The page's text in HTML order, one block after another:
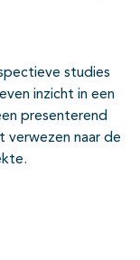
studies
inzicht in een
presenterend
verwezen naar de